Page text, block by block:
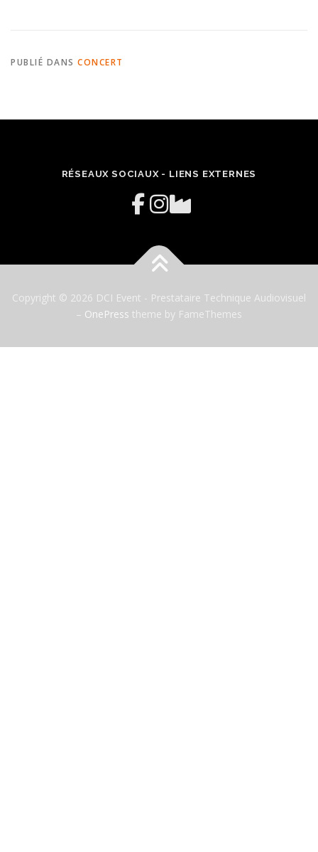
PUBLIÉ DANS CONCERT
RÉSEAUX SOCIAUX - LIENS EXTERNES
Copyright © 2026 DCI Event - Prestataire Technique Audiovisuel
– OnePress theme by FameThemes